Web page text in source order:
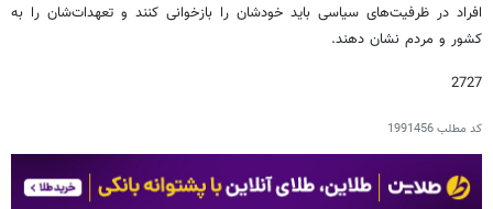
افراد در ظرفیت‌های سیاسی باید خودشان را بازخوانی کنند و تعهدات‌شان را به
کشور و مردم نشان دهند.
2727
کد مطلب1991456